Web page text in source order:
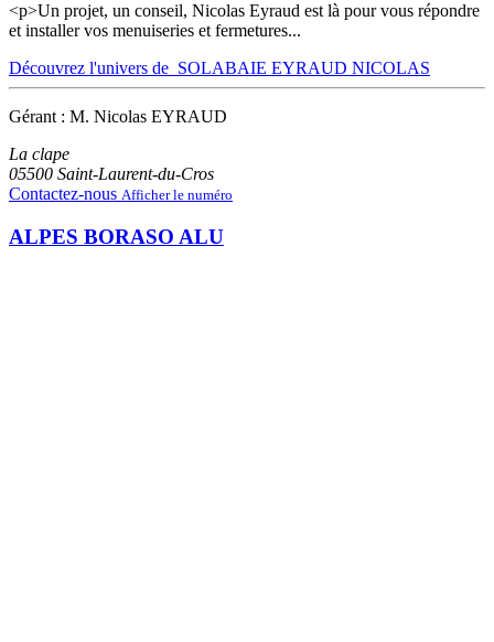
<p>Un projet, un conseil, Nicolas Eyraud est là pour vous répondre
et installer vos menuiseries et fermetures...
Découvrez l'univers de SOLABAIE EYRAUD NICOLAS
Gérant : M. Nicolas EYRAUD
La clape
05500 Saint-Laurent-du-Cros
Contactez-nous Afficher le numéro
ALPES BORASO ALU